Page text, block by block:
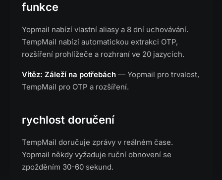
funkce
Yopmail nabízí vlastní aliasy a 8 dní uchovávání.
TempMail nabízí automatickou extrakci OTP,
rozšíření prohlížeče a rozhraní ve 20 jazycích.
Vítěz: Záleží na potřebách — Yopmail pro trvalost,
TempMail pro OTP a rozšíření.
rychlost doručení
TempMail doručuje zprávy v reálném čase.
Yopmail někdy vyžaduje ruční obnovení se
zpožděním 30-60 sekund.